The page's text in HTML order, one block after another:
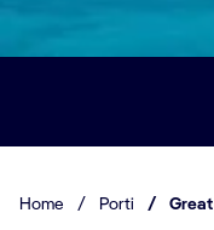
Home / Porti /